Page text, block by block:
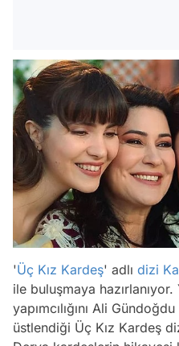
'Üç Kız Kardeş' adlı dizi
ile buluşmaya hazırlanıyor.
yapımcılığını Ali
üstlendiği Üç Kız Kardeş